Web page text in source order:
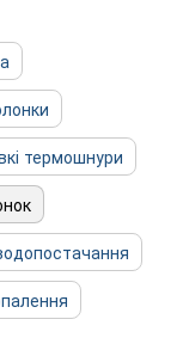
термошнури